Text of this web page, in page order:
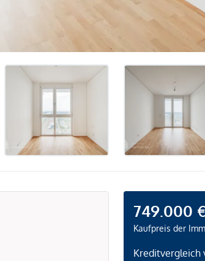
749.000 €
Kaufpreis der
Kreditvergleich